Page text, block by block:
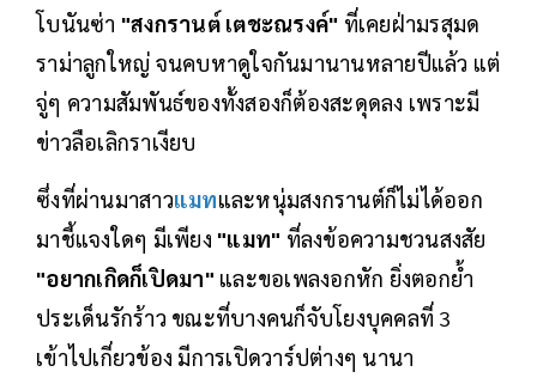
โบนันซ่า "สงกรานต์ เตชะณรงค์" ที่เคยฝ่ามรสุมด
ราม่าลูกใหญ่ จนคบหาดูใจกันมานานหลายปีแล้ว แต่
จู่ๆ ความสัมพันธ์ของทั้งสองก็ต้องสะดุดลง เพราะมี
ข่าวลือเลิกราเงียบ
ซึ่งที่ผ่านมาสาวแมทและหนุ่มสงกรานต์ก็ไม่ได้ออก
มาชี้แจงใดๆ มีเพียง "แมท" ที่ลงข้อความชวนสงสัย
"อยากเกิดก็เปิดมา" และขอเพลงอกหัก ยิ่งตอกย้ำ
ประเด็นรักร้าว ขณะที่บางคนก็จับโยงบุคคลที่ 3
เข้าไปเกี่ยวข้อง มีการเปิดวาร์ปต่างๆ นานา